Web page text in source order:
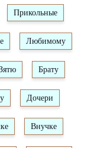
Прикольные
Любимому
Брату
Дочери
Внучке